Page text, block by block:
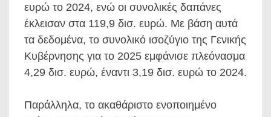
ευρώ το 2024, ενώ οι συνολικές δαπάνες
έκλεισαν στα 119,9 δισ. ευρώ. Με βάση αυτά
τα δεδομένα, το συνολικό ισοζύγιο της Γενικής
Κυβέρνησης για το 2025 εμφάνισε πλεόνασμα
4,29 δισ. ευρώ, έναντι 3,19 δισ. ευρώ το 2024.
Παράλληλα, το ακαθάριστο ενοποιημένο